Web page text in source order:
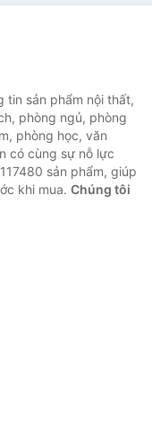
tin sản phẩm nội thất,
phòng ngủ, phòng
phòng học, văn
có cùng sự nỗ lực
sản phẩm, giúp
khi mua. Chúng tôi